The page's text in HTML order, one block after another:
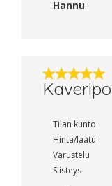
Hannu.
Tilan kunto
Hinta/laatu
Varustelu
Siisteys